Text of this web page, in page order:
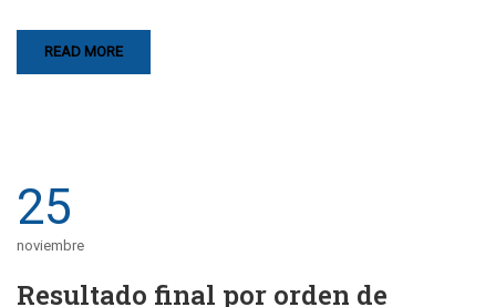
READ MORE
25
noviembre
Resultado final por orden de